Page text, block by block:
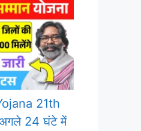
21th
24 घंटे में